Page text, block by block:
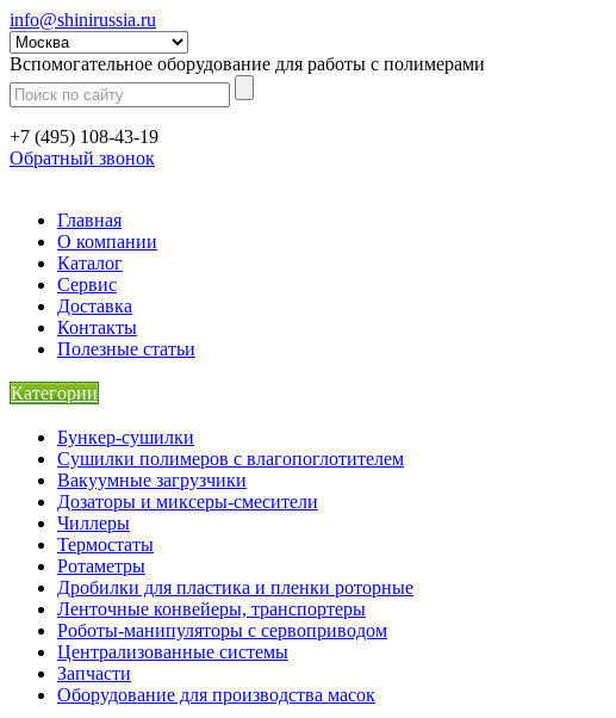
info@shinirussia.ru
Вспомогательное оборудование для работы с полимерами
+7 (495) 108-43-19
Обратный звонок
Главная
О компании
Каталог
Сервис
Доставка
Контакты
Полезные статьи
Категории
Бункер-сушилки
Сушилки полимеров с влагопоглотителем
Вакуумные загрузчики
Дозаторы и миксеры-смесители
Чиллеры
Термостаты
Ротаметры
Дробилки для пластика и пленки роторные
Ленточные конвейеры, транспортеры
Роботы-манипуляторы с сервоприводом
Централизованные системы
Запчасти
Оборудование для производства масок